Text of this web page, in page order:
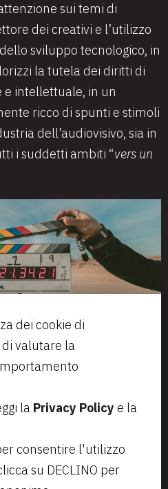
dei cookie di
valutare la
la Privacy Policy e la
consentire l'utilizzo
su DECLINO per
sui temi di
dei creativi e l’utilizzo
sviluppo tecnologico, in
la tutela dei diritti di
intellettuale, in un
ricco di spunti e stimoli
dell’audiovisivo, sia in
i suddetti ambiti “vers un
+ 39 02 49 46 8776
Privacy